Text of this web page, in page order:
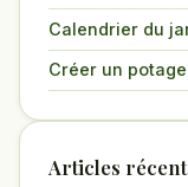
Calendrier du
Créer un
Articles